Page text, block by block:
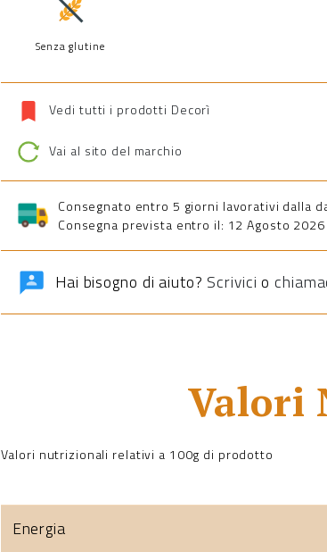
Senza glutine
Vedi tutti i prodotti Decorì
Vai al sito del marchio
Consegnato entro 5 giorni lavorativi dalla
Consegna prevista entro il: 12 Agosto 2026
Hai bisogno di aiuto? Scrivici o
Valori
Valori nutrizionali relativi a 100g di prodotto
Energia